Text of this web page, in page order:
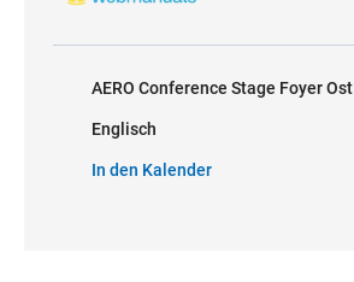
AERO Conference Stage Foyer Ost
Englisch
In den Kalender